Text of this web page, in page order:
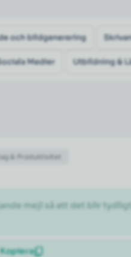
och bildgenerering
Medier Utbildning &
& Produktivitet
mejl så att det blir
Kopiera